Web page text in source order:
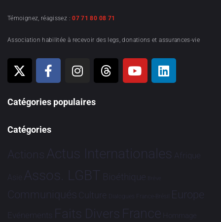
Témoignez, réagissez :07 71 80 08 71
Association habilitée à recevoir des legs, donations et assurances-vie
Catégories populaires
Catégories
Actions Actus Internationales Afrique
Asie Assos. LGBT Bioéthique Brève
Communiqués Culture Dialogues France-Brésil Europe
Evénements Faits Divers France Hommage